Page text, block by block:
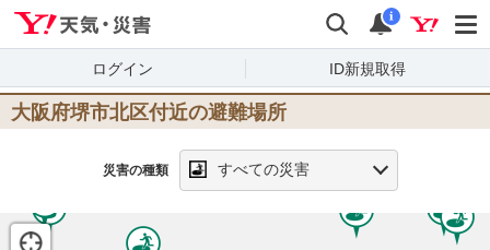
検索 通知
i
ログイン ID新規取得
大阪府堺市北区付近の避難場所
災害の種類 すべての災害